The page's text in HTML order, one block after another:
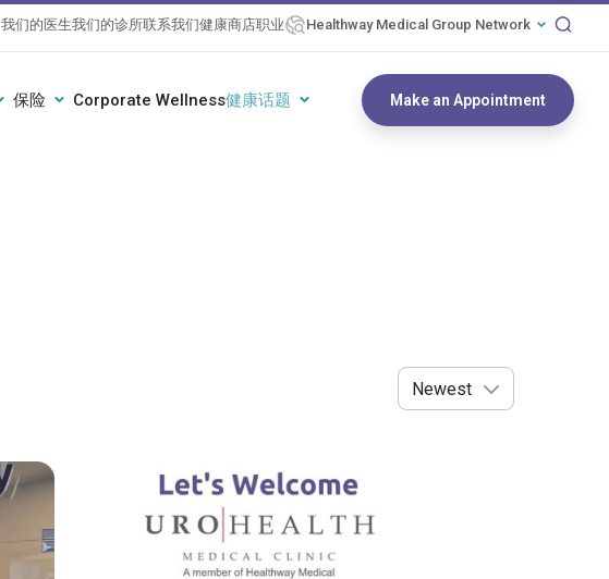
我们的医生我们的诊所联系我们健康商店职业 Healthway Medical Group Network
保险 Corporate Wellness健康话题 Make an Appointment